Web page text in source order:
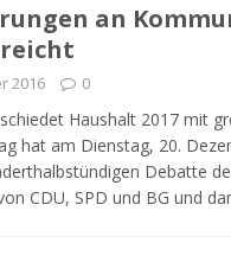
an
2016 0
Haushalt 2017 mit
hat am Dienstag, 20.
Debatte
CDU, SPD und BG und